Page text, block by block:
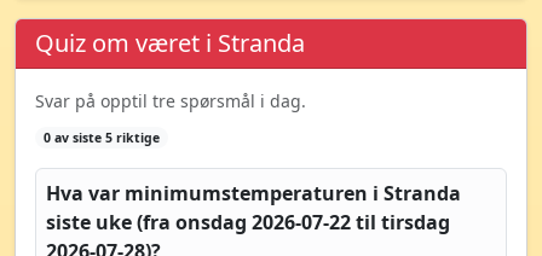
Quiz om været i Stranda
Svar på opptil tre spørsmål i dag.
0 av siste 5 riktige
Hva var minimumstemperaturen i Stranda
siste uke (fra onsdag 2026-07-22 til tirsdag